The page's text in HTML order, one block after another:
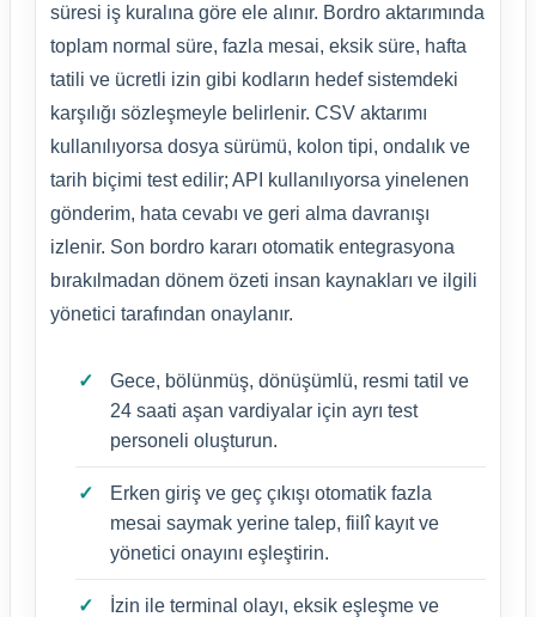
süresi iş kuralına göre ele alınır. Bordro aktarımında
toplam normal süre, fazla mesai, eksik süre, hafta
tatili ve ücretli izin gibi kodların hedef sistemdeki
karşılığı sözleşmeyle belirlenir. CSV aktarımı
kullanılıyorsa dosya sürümü, kolon tipi, ondalık ve
tarih biçimi test edilir; API kullanılıyorsa yinelenen
gönderim, hata cevabı ve geri alma davranışı
izlenir. Son bordro kararı otomatik entegrasyona
bırakılmadan dönem özeti insan kaynakları ve ilgili
yönetici tarafından onaylanır.
Gece, bölünmüş, dönüşümlü, resmi tatil ve
24 saati aşan vardiyalar için ayrı test
personeli oluşturun.
Erken giriş ve geç çıkışı otomatik fazla
mesai saymak yerine talep, fiilî kayıt ve
yönetici onayını eşleştirin.
İzin ile terminal olayı, eksik eşleşme ve